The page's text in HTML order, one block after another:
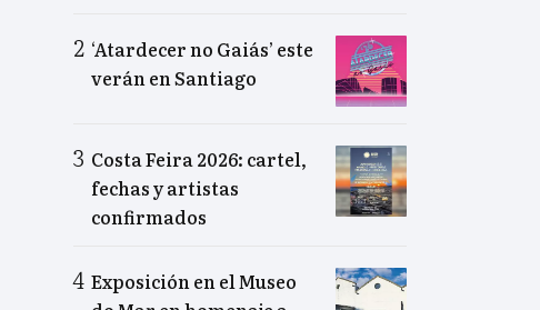
‘Atardecer no Gaiás’ este
verán en Santiago
Costa Feira 2026: cartel,
fechas y artistas
confirmados
Exposición en el Museo